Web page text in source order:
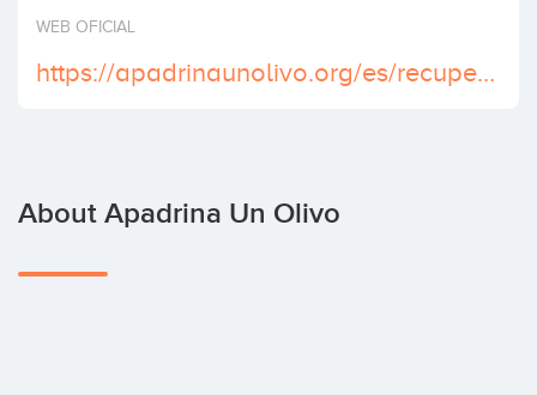
Invest
WEB OFICIAL
https://apadrinaunolivo.org/es/recuperacion-del-olivar/?gclid=CjwKEAjw-_e7BRDs97mdpJzXwh0SJABSdUH0CaWuAgsZviFpsqTzE_baqRaXJU2J_EaYP3IaLEc3UhoC2f7w_wcB
About Apadrina Un Olivo